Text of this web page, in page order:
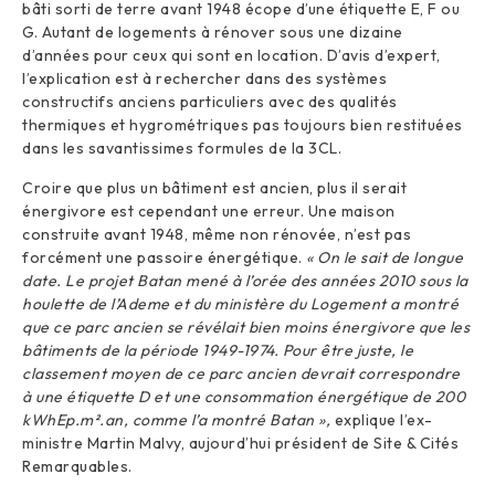
bâti sorti de terre avant 1948 écope d’une étiquette E, F ou
G. Autant de logements à rénover sous une dizaine
d’années pour ceux qui sont en location. D’avis d’expert,
l’explication est à rechercher dans des systèmes
constructifs anciens particuliers avec des qualités
thermiques et hygrométriques pas toujours bien restituées
dans les savantissimes formules de la 3CL.
Croire que plus un bâtiment est ancien, plus il serait
énergivore est cependant une erreur. Une maison
construite avant 1948, même non rénovée, n’est pas
forcément une passoire énergétique. « On le sait de longue
date. Le projet Batan mené à l’orée des années 2010 sous la
houlette de l’Ademe et du ministère du Logement a montré
que ce parc ancien se révélait bien moins énergivore que les
bâtiments de la période 1949-1974. Pour être juste, le
classement moyen de ce parc ancien devrait correspondre
à une étiquette D et une consommation énergétique de 200
kWhEp.m².an, comme l’a montré Batan », explique l’ex-
ministre Martin Malvy, aujourd’hui président de Site & Cités
Remarquables.